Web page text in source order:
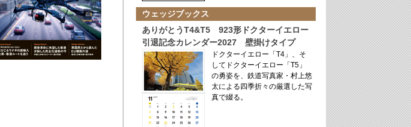
ウェッジブックス
ありがとうT4&T5 923形ドクターイエロー
引退記念カレンダー2027 壁掛けタイプ
ドクターイエロー「T4」、そ
してドクターイエロー「T5」
の勇姿を、鉄道写真家・村上悠
太による四季折々の厳選した写
真で綴る。